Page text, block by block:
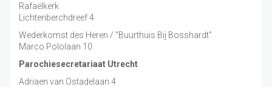
Rafaëlkerk
Lichtenberchdreef 4
Wederkomst des Heren / “Buurthuis Bij Bosshardt”
Marco Pololaan 10
Parochiesecretariaat Utrecht
Adriaen van Ostadelaan 4